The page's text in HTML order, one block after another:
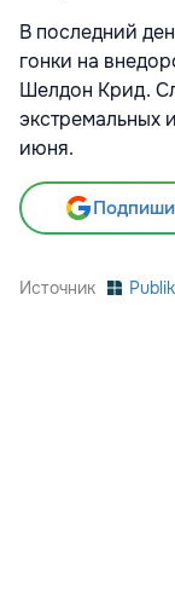
В последний
гонки на
Шелдон Крид.
экстремальных
июня.
Источник